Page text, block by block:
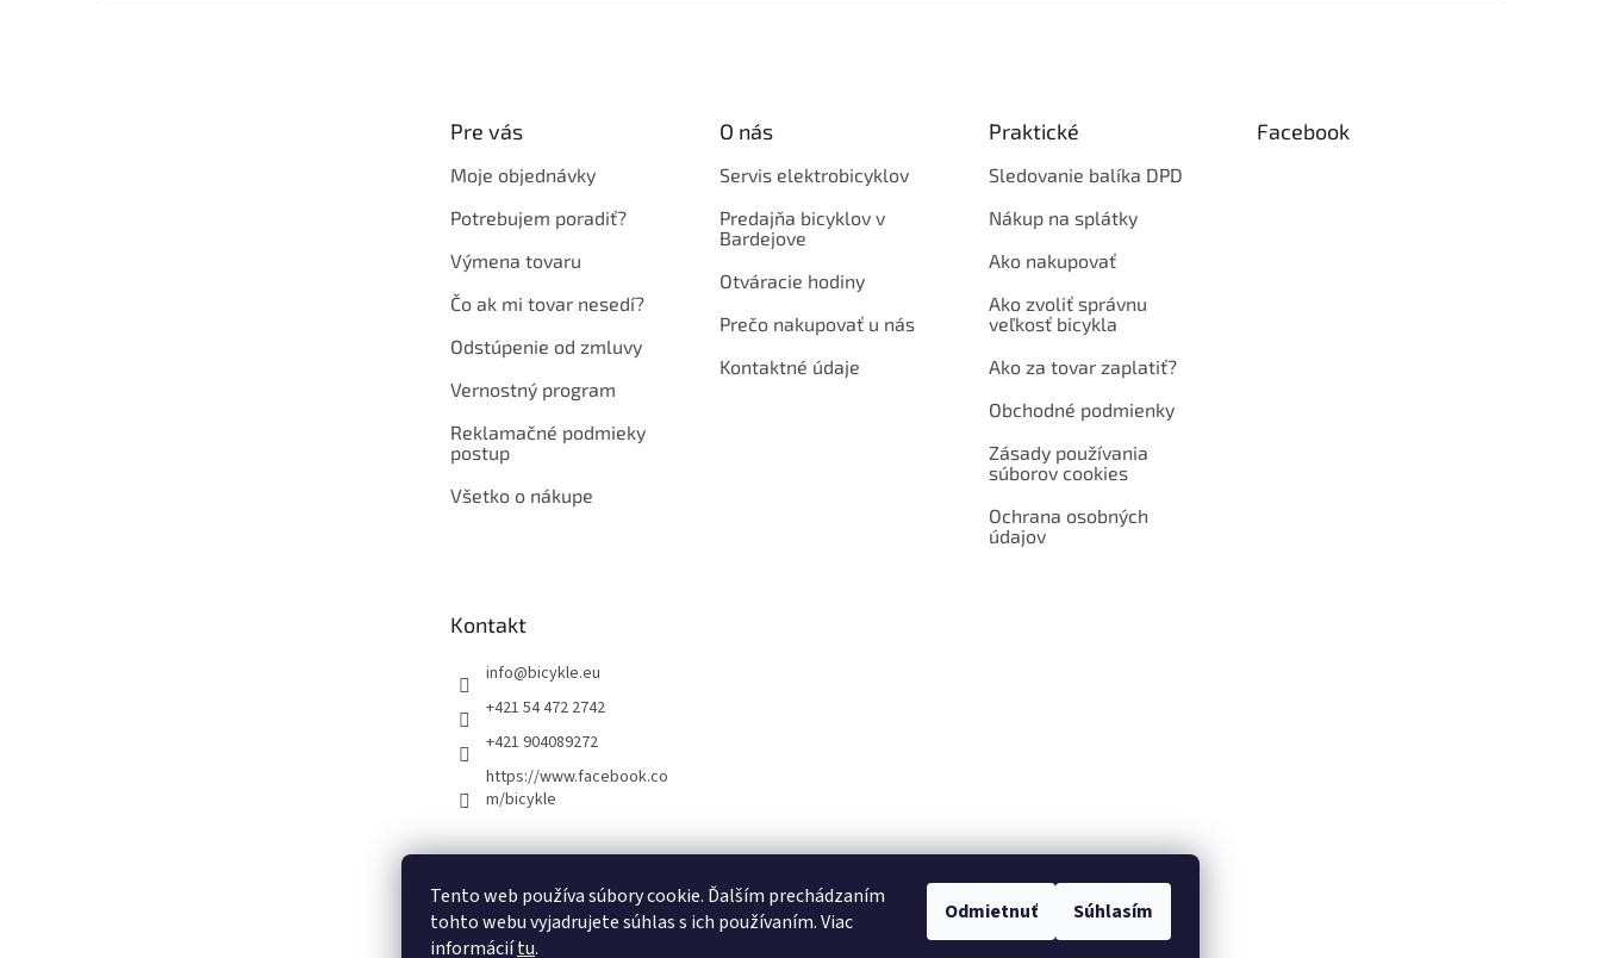
Tento web používa súbory cookie. Ďalším prechádzaním
tohto webu vyjadrujete súhlas s ich používaním. Viac
informáciítu.
Odmietnuť Súhlasím
Pre vás
Moje objednávky
Potrebujem poradiť?
Výmena tovaru
Čo ak mi tovar nesedí?
Odstúpenie od zmluvy
Vernostný program
Reklamačné podmieky
postup
Všetko o nákupe
O nás
Servis elektrobicyklov
Predajňa bicyklov v
Bardejove
Otváracie hodiny
Prečo nakupovať u nás
Kontaktné údaje
Praktické
Sledovanie balíka DPD
Nákup na splátky
Ako nakupovať
Ako zvoliť správnu
veľkosť bicykla
Ako za tovar zaplatiť?
Obchodné podmienky
Zásady používania
súborov cookies
Ochrana osobných
údajov
Facebook
Kontakt
info@bicykle.eu
+421 54 472 2742
+421 904089272
https://www.facebook.co
m/bicykle